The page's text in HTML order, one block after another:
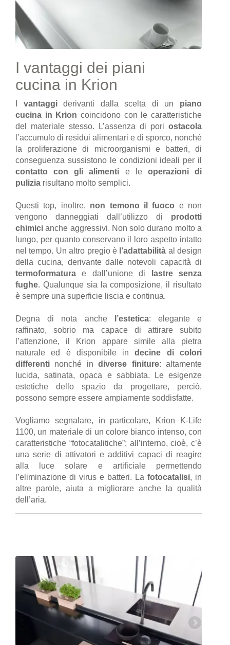
I vantaggi dei piani
cucina in Krion
vantaggiderivanti dalla scelta di un piano
cucina in Krion coincidono con le caratteristiche
del materiale stesso. L’assenza di pori ostacola
l’accumulo di residui alimentari e di sporco, nonché
la proliferazione di microorganismi e batteri, di
conseguenza sussistono le condizioni ideali per il
contatto con gli alimenti e le operazioni di
pulizia risultano molto semplici.
Questi top, inoltre, non temono il fuoco e non
vengono danneggiati dall’utilizzo di prodotti
chimici anche aggressivi. Non solo durano molto a
lungo, per quanto conservano il loro aspetto intatto
nel tempo. Un altro pregio è l’adattabilità al design
della cucina, derivante dalle notevoli capacità di
termoformatura e dall’unione di
lastre senza
fughe. Qualunque sia la composizione, il risultato
è sempre una superficie liscia e continua.
Degna di nota anche l’estetica: elegante e
raffinato, sobrio ma capace di attirare subito
l’attenzione, il Krion appare simile alla pietra
naturale ed è disponibile indecine di colori
differenti nonché indiverse finiture: altamente
lucida, satinata, opaca e sabbiata. Le esigenze
estetiche dello spazio da progettare, perciò,
possono sempre essere ampiamente soddisfatte.
Vogliamo segnalare, in particolare, Krion K-Life
1100, un materiale di un colore bianco intenso, con
caratteristiche “fotocatalitiche”; all’interno, cioè, c’è
una serie di attivatori e additivi capaci di reagire
alla luce solare e artificiale permettendo
l’eliminazione di virus e batteri. La fotocatalisi, in
altre parole, aiuta a migliorare anche la qualità
dell’aria.